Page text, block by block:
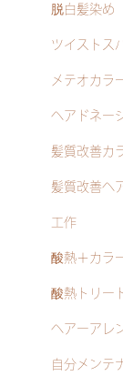
脱白髪染め
ツイストス
メテオカラ
ヘアドネー
髪質改善カ
髪質改善ヘ
工作
酸熱＋カラ
酸熱トリー
ヘアーアレ
自分メンテ